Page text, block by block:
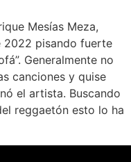
Mesías Meza,
2022 pisando fuerte
Generalmente no
canciones y quise
el artista. Buscando
reggaetón esto lo ha